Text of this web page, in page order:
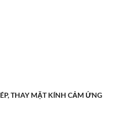
ÉP, THAY MẶT KÍNH CẢM ỨNG